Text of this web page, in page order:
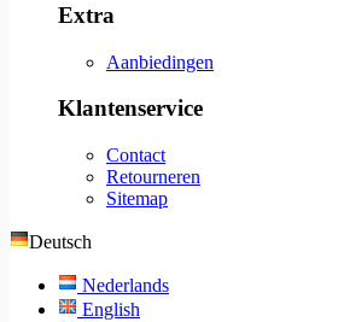
Extra
Aanbiedingen
Klantenservice
Contact
Retourneren
Sitemap
Deutsch
Nederlands
English